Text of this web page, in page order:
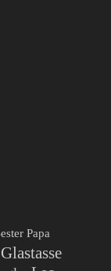
Papa
Glastasse